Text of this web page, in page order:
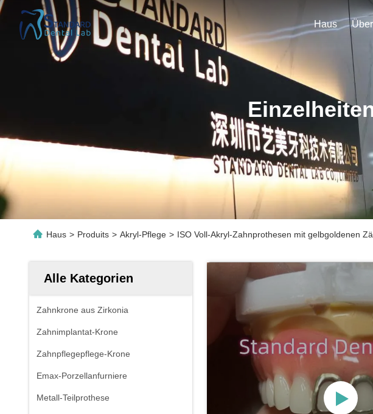
Haus
Haus > Produits > Akryl-Pflege > ISO Voll-Akryl-Zahnprothesen mit gelbgoldenen
Alle Kategorien
Zahnkrone aus Zirkonia
Zahnimplantat-Krone
Zahnpflegepflege-Krone
Emax-Porzellanfurniere
Metall-Teilprothese